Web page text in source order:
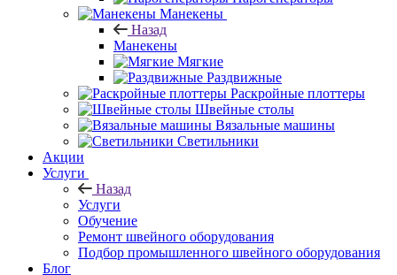
Манекены
Назад
Манекены
Мягкие
Раздвижные
Раскройные плоттеры
Швейные столы
Вязальные машины
Светильники
Акции
Услуги
Назад
Услуги
Обучение
Ремонт швейного оборудования
Подбор промышленного швейного оборудования
Блог